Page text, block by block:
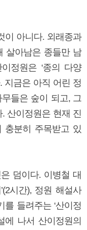
이 아니다. 외래종과
살아남은 종들만 남
정원은 ‘종의 다양
지금은 아직 어린 정
들은 숲이 되고, 그
산이정원은 현재 진
충분히 주목받고 있
덤이다. 이병철 대
시간), 정원 해설사
들려주는 ‘산이정
에 나서 산이정원의